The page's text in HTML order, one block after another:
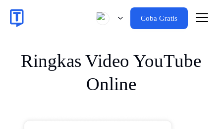
Coba Gratis
Ringkas Video YouTube
Online